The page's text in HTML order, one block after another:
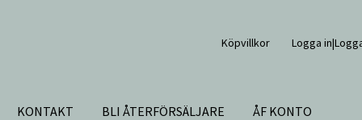
Köpvillkor Logga
KONTAKT BLI ÅTERFÖRSÄLJARE ÅF KONTO